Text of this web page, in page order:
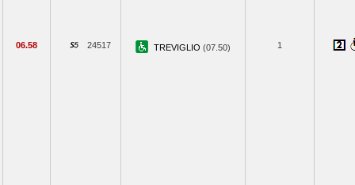
06.58 24517 TREVIGLIO (07.50) 1